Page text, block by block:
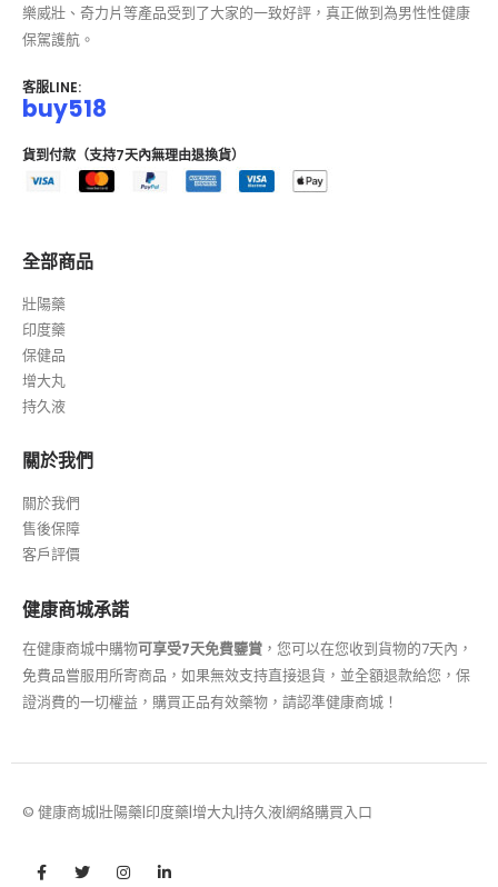
樂威壯、奇力片等產品受到了大家的一致好評，真正做到為男性性健康
保駕護航。
客服LINE:
buy518
貨到付款（支持7天內無理由退換貨）
全部商品
壯陽藥
印度藥
保健品
增大丸
持久液
關於我們
關於我們
售後保障
客戶評價
健康商城承諾
在健康商城中購物可享受7天免費鑒賞 ，您可以在您收到貨物的7天內，
免費品嘗服用所寄商品，如果無效支持直接退貨，並全額退款給您，保
證消費的一切權益，購買正品有效藥物，請認準健康商城！
© 健康商城|壯陽藥|印度藥|增大丸|持久液|網絡購買入口